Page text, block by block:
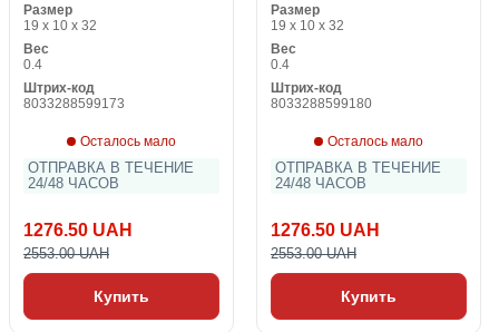
Размер
19 x 10 x 32
Вес
0.4
Штрих-код
8033288599173
Осталось мало
ОТПРАВКА В ТЕЧЕНИЕ
24/48 ЧАСОВ
1276.50 UAH
2553.00 UAH
Купить
Размер
19 x 10 x 32
Вес
0.4
Штрих-код
8033288599180
Осталось мало
ОТПРАВКА В ТЕЧЕНИЕ
24/48 ЧАСОВ
1276.50 UAH
2553.00 UAH
Купить